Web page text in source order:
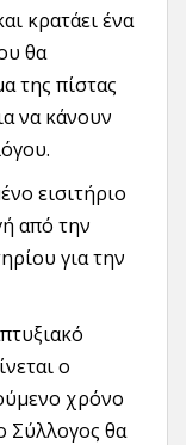
κρατάει ένα
θα
της πίστας
να κάνουν
εισιτήριο
από την
για την
ο
χρόνο
Σύλλογος θα